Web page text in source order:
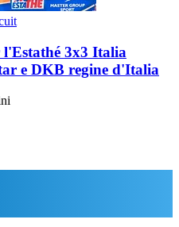
l'Estathé 3x3 Italia
e DKB regine d'Italia